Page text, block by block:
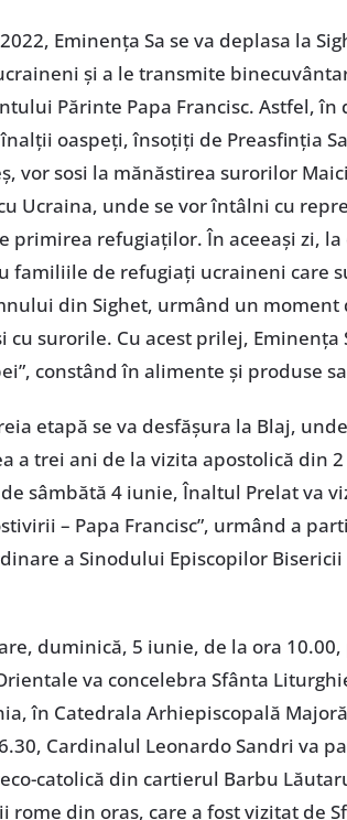
Eminența Sa se va deplasa la
și a le transmite
Părinte Papa Francisc. Astfel,
oaspeți, însoțiți de Preasfinția
vor sosi la mănăstirea surorilor
Ucraina, unde se vor întâlni cu
primirea refugiaților. În aceeași zi,
familiile de refugiați ucraineni care
din Sighet, urmând un moment
cu surorile. Cu acest prilej,
constând în alimente și produse
etapă se va desfășura la Blaj,
a trei ani de la vizita apostolică din
sâmbătă 4 iunie, Înaltul Prelat va
– Papa Francisc”, urmând a
a Sinodului Episcopilor Bisericii
duminică, 5 iunie, de la ora
va concelebra Sfânta
în Catedrala Arhiepiscopală
Cardinalul Leonardo Sandri va
catolică din cartierul Barbu
rome din oraș, care a fost vizitat de